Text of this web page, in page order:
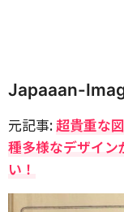
Japaaan-
元記事:超貴重な
種多様なデザイ
い！